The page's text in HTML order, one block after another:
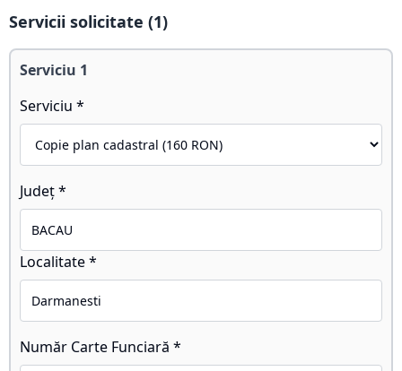
Servicii solicitate (1)
Serviciu 1
Serviciu *
Județ *
Localitate *
Număr Carte Funciară *